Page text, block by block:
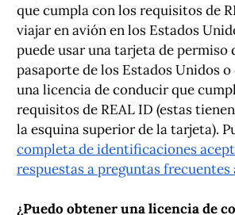
que cumpla con los requisitos de
viajar en avión en los Estados
puede usar una tarjeta de permiso
pasaporte de los Estados Unidos
una licencia de conducir que
requisitos de REAL ID (estas
la esquina superior de la tarjeta).
completa de identificaciones
respuestas a preguntas frecuentes
¿Puedo obtener una licencia de